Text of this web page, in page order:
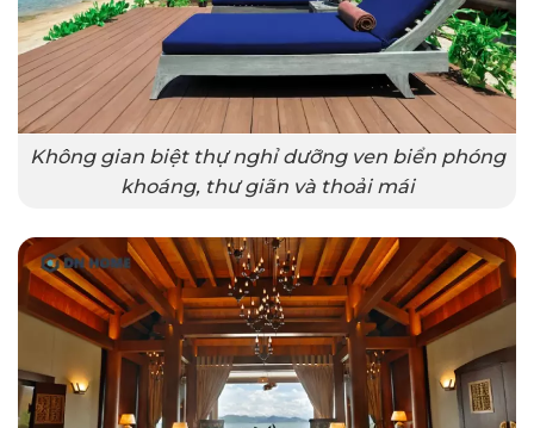
Không gian biệt thự nghỉ dưỡng ven biển phóng
khoáng, thư giãn và thoải mái